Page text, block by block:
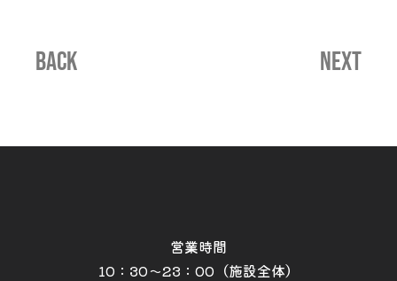
BACK NEXT
営業時間
10：30～23：00（施設全体）